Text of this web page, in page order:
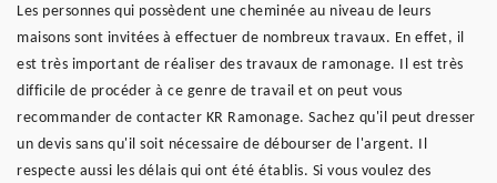
Les personnes qui possèdent une cheminée au niveau de leurs
maisons sont invitées à effectuer de nombreux travaux. En effet, il
est très important de réaliser des travaux de ramonage. Il est très
difficile de procéder à ce genre de travail et on peut vous
recommander de contacter KR Ramonage. Sachez qu'il peut dresser
un devis sans qu'il soit nécessaire de débourser de l'argent. Il
respecte aussi les délais qui ont été établis. Si vous voulez des